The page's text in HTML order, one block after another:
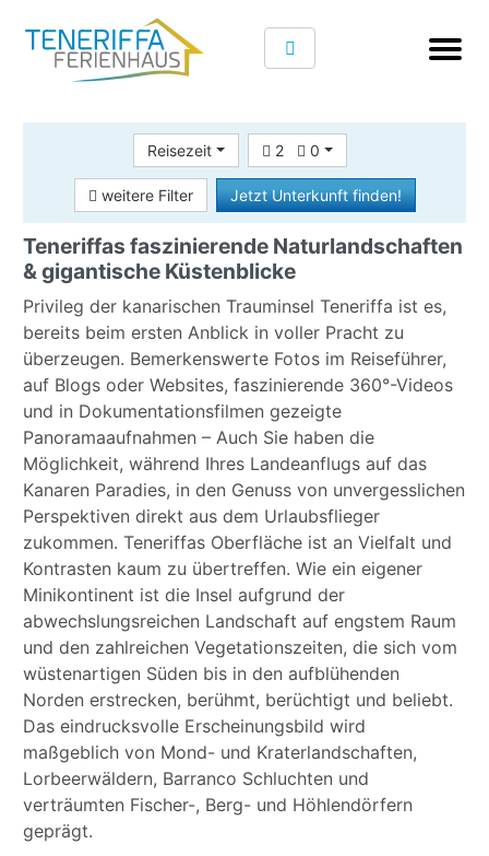
Reisezeit 2 0
weitere Filter Jetzt Unterkunft finden!
Teneriffas faszinierende Naturlandschaften
& gigantische Küstenblicke
Privileg der kanarischen Trauminsel Teneriffa ist es,
bereits beim ersten Anblick in voller Pracht zu
überzeugen. Bemerkenswerte Fotos im Reiseführer,
auf Blogs oder Websites, faszinierende 360°-Videos
und in Dokumentationsfilmen gezeigte
Panoramaaufnahmen – Auch Sie haben die
Möglichkeit, während Ihres Landeanflugs auf das
Kanaren Paradies, in den Genuss von unvergesslichen
Perspektiven direkt aus dem Urlaubsflieger
zukommen. Teneriffas Oberfläche ist an Vielfalt und
Kontrasten kaum zu übertreffen. Wie ein eigener
Minikontinent ist die Insel aufgrund der
abwechslungsreichen Landschaft auf engstem Raum
und den zahlreichen Vegetationszeiten, die sich vom
wüstenartigen Süden bis in den aufblühenden
Norden erstrecken, berühmt, berüchtigt und beliebt.
Das eindrucksvolle Erscheinungsbild wird
maßgeblich von Mond- und Kraterlandschaften,
Lorbeerwäldern, Barranco Schluchten und
verträumten Fischer-, Berg- und Höhlendörfern
geprägt.